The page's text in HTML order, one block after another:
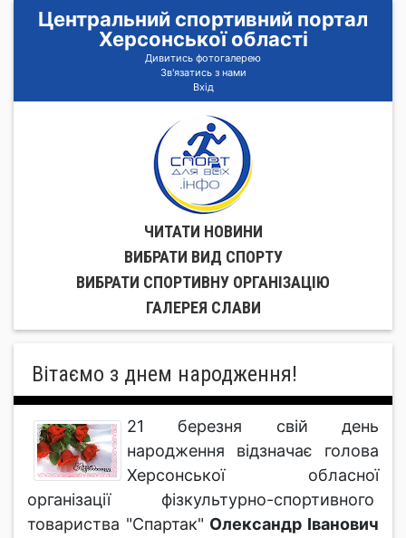
Центральний спортивний портал
Херсонської області
Дивитись фотогалерею
Зв'язатись з нами
Вхід
ЧИТАТИ НОВИНИ
ВИБРАТИ ВИД СПОРТУ
ВИБРАТИ СПОРТИВНУ ОРГАНIЗАЦIЮ
ГАЛЕРЕЯ СЛАВИ
Вітаємо з днем народження!
21 березня свій день
народження відзначає голова
Херсонської обласної
організації фізкультурно-спортивного
товариства "Спартак" Олександр Іванович